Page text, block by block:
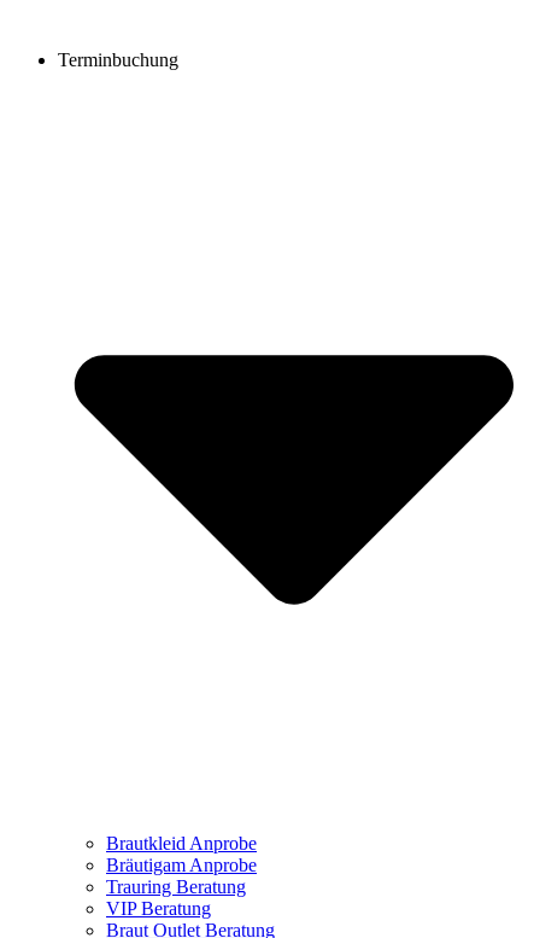
Terminbuchung
Brautkleid Anprobe
Bräutigam Anprobe
Trauring Beratung
VIP Beratung
Braut Outlet Beratung